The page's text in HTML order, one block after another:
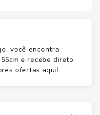
você encontra
e recebe direto
ofertas aqui!